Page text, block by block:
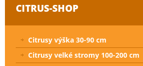
CITRUS-SHOP
Citrusy výška 30-90 cm
Citrusy velké stromy 100-200 cm